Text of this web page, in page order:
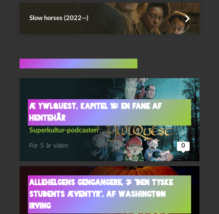
Slow horses (2022—)
Æ YwlQuest, kapitel 16: En fane af
hentehår
Superkultur-podcasten
For 5 år siden 0
Allehelgens gengangere, 3: “Den tyske
students æventyr”, af Washington
Irving